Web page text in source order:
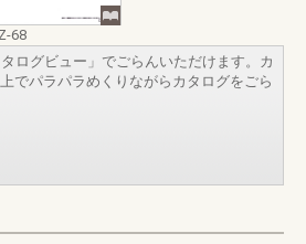
68
ログビュー」でごらんいただけます。カ
でパラパラめくりながらカタログをごら